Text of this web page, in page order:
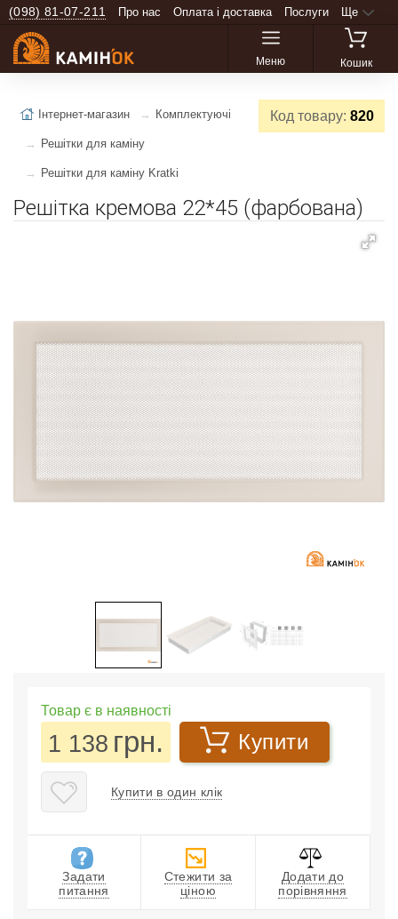
(098) 81-07-211 Про нас Оплата і доставка Послуги Ще
Меню Кошик
Код товару: 820
Інтернет-магазин Комплектуючі
Решітки для каміну
Решітки для каміну Kratki
Решітка кремова 22*45 (фарбована)
Товар є в наявності
1 138 грн. Купити
Купити в один клік
Задати
питання
Стежити за
ціною
Додати до
порівняння